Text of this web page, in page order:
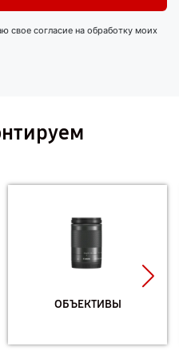
свое согласие на обработку моих
ОБЪЕКТИВЫ